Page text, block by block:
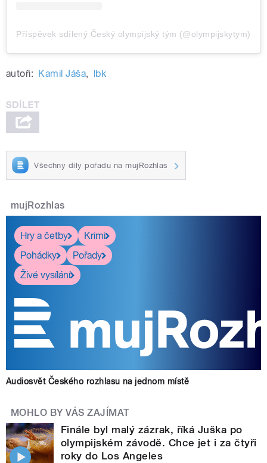
Příspěvek sdílený Český olympijský tým (@olympijskytym)
autoři: Kamil Jáša, lbk
Všechny díly pořadu na mujRozhlas
mujRozhlas
Hry a četby
Krimi
Pohádky
Pořady
Živé vysílání
Audiosvět Českého rozhlasu na jednom místě
MOHLO BY VÁS ZAJÍMAT
Finále byl malý zázrak, říká Juška po
olympijském závodě. Chce jet i za čtyři
roky do Los Angeles